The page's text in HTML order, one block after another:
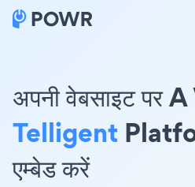
अपनी वेबसाइट पर
Telligent
एम्बेड करें